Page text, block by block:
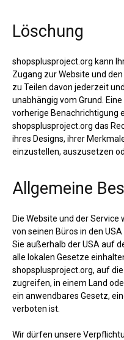
Löschung
shopsplusproject.org kann
Zugang zur Website und
zu Teilen davon jederzeit
unabhängig vom Grund.
vorherige Benachrichtigung
shopsplusproject.org das
ihres Designs, ihrer
einzustellen, auszusetzen
Allgemeine
Die Website und der
von seinen Büros in den
Sie außerhalb der USA auf
alle lokalen Gesetze
shopsplusproject.org, auf
zugreifen, in einem Land
ein anwendbares Gesetz,
verboten ist.
Wir dürfen unsere